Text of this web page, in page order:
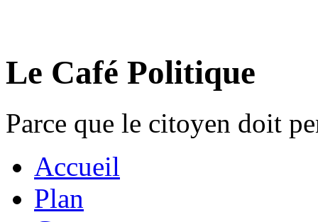
Le Café Politique
Parce que le citoyen doit
Accueil
Plan